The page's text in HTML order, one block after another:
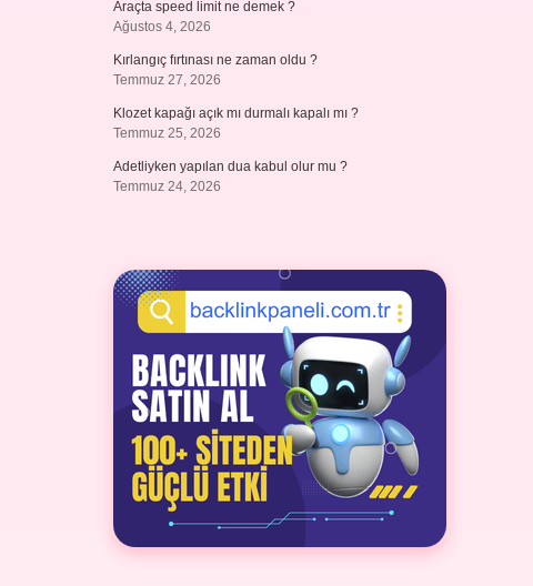
Araçta speed limit ne demek ?
Ağustos 4, 2026
Kırlangıç fırtınası ne zaman oldu ?
Temmuz 27, 2026
Klozet kapağı açık mı durmalı kapalı mı ?
Temmuz 25, 2026
Adetliyken yapılan dua kabul olur mu ?
Temmuz 24, 2026